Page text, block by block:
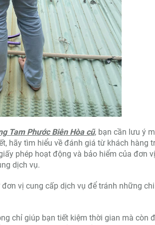
Tam Phước Biên Hòa cũ, bạn cần lưu ý
hãy tìm hiểu về đánh giá từ khách hàng
phép hoạt động và bảo hiểm của đơn
dịch vụ.
vị cung cấp dịch vụ để tránh những
chỉ giúp bạn tiết kiệm thời gian mà còn